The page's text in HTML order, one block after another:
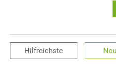
Hilfreichste